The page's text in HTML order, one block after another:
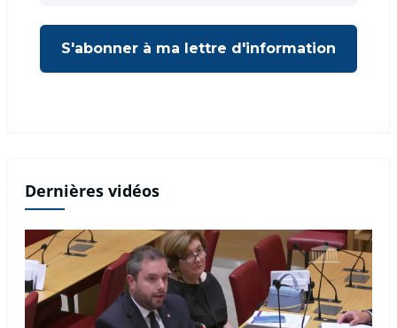
Dernières vidéos